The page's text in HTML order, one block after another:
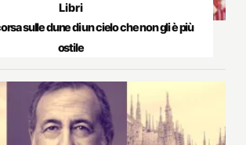
Libri
sulle dune di un cielo che non gli è più
ostile